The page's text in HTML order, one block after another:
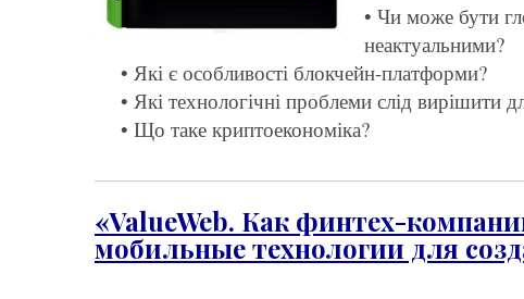
• Чи може бути
неактуальними?
• Які є особливості блокчейн-платформи?
• Які технологічні проблеми слід вирішити
• Що таке криптоекономіка?
«ValueWeb. Как финтех-
мобильные технологии для